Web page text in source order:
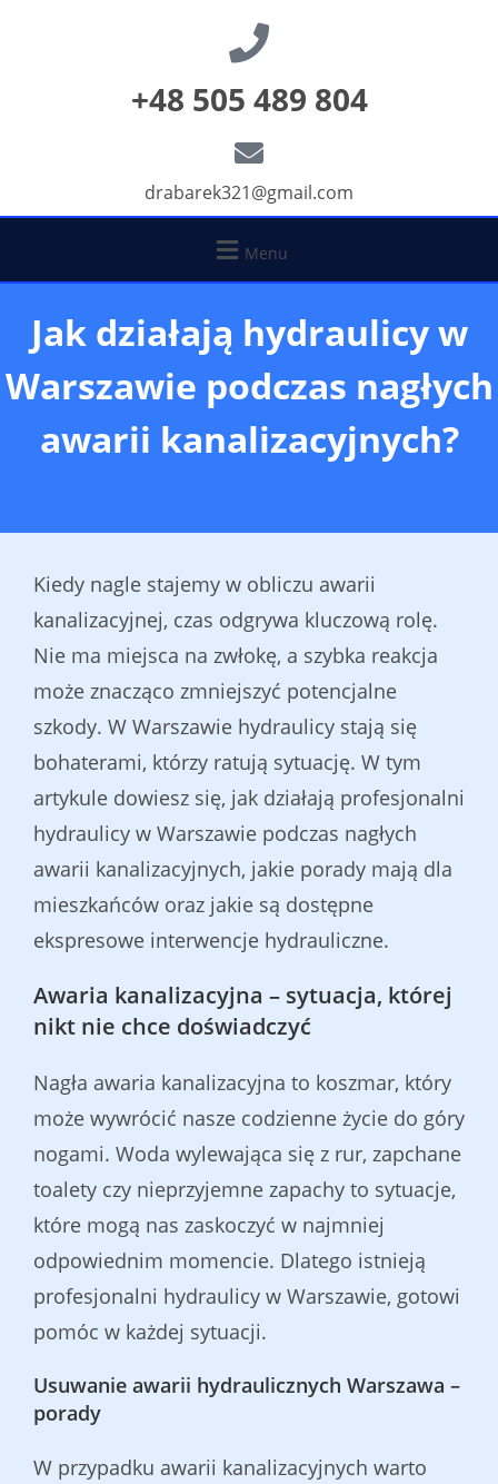
+48 505 489 804
drabarek321@gmail.com
Menu
Jak działają hydraulicy w
Warszawie podczas nagłych
awarii kanalizacyjnych?
Kiedy nagle stajemy w obliczu awarii
kanalizacyjnej, czas odgrywa kluczową rolę.
Nie ma miejsca na zwłokę, a szybka reakcja
może znacząco zmniejszyć potencjalne
szkody. W Warszawie hydraulicy stają się
bohaterami, którzy ratują sytuację. W tym
artykule dowiesz się, jak działają profesjonalni
hydraulicy w Warszawie podczas nagłych
awarii kanalizacyjnych, jakie porady mają dla
mieszkańców oraz jakie są dostępne
ekspresowe interwencje hydrauliczne.
Awaria kanalizacyjna – sytuacja, której
nikt nie chce doświadczyć
Nagła awaria kanalizacyjna to koszmar, który
może wywrócić nasze codzienne życie do góry
nogami. Woda wylewająca się z rur, zapchane
toalety czy nieprzyjemne zapachy to sytuacje,
które mogą nas zaskoczyć w najmniej
odpowiednim momencie. Dlatego istnieją
profesjonalni hydraulicy w Warszawie, gotowi
pomóc w każdej sytuacji.
Usuwanie awarii hydraulicznych Warszawa –
porady
W przypadku awarii kanalizacyjnych warto